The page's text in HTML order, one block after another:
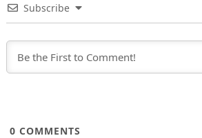
Subscribe
0 COMMENTS